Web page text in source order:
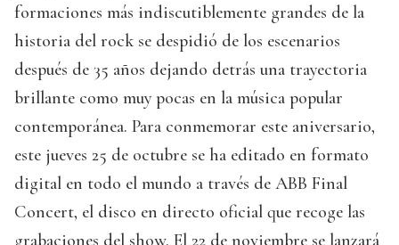
formaciones más indiscutiblemente grandes de la
historia del rock se despidió de los escenarios
después de 35 años dejando detrás una trayectoria
brillante como muy pocas en la música popular
contemporánea. Para conmemorar este aniversario,
este jueves 25 de octubre se ha editado en formato
digital en todo el mundo a través de ABB Final
Concert, el disco en directo oficial que recoge las
grabaciones del show. El 22 de noviembre se lanzará